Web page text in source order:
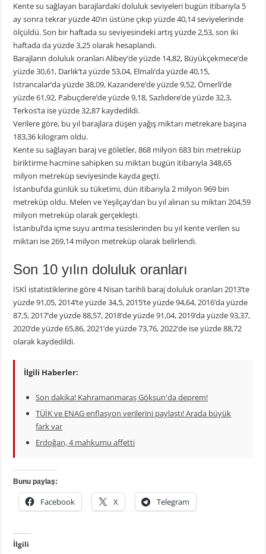
Kente su sağlayan barajlardaki doluluk seviyeleri bugün itibarıyla 5
ay sonra tekrar yüzde 40’ın üstüne çıkıp yüzde 40,14 seviyelerinde
ölçüldü. Son bir haftada su seviyesindeki artış yüzde 2,53, son iki
haftada da yüzde 3,25 olarak hesaplandı.
Barajların doluluk oranları Alibey’de yüzde 14,82, Büyükçekmece’de
yüzde 30,61, Darlık’ta yüzde 53,04, Elmalı’da yüzde 40,15,
Istrancalar’da yüzde 38,09, Kazandere’de yüzde 9,52, Ömerli’de
yüzde 61,92, Pabuçdere’de yüzde 9,18, Sazlıdere’de yüzde 32,3,
Terkos’ta ise yüzde 32,87 kaydedildi.
Verilere göre, bu yıl barajlara düşen yağış miktarı metrekare başına
183,36 kilogram oldu.
Kente su sağlayan baraj ve göletler, 868 milyon 683 bin metreküp
biriktirme hacmine sahipken su miktarı bugün itibarıyla 348,65
milyon metreküp seviyesinde kayda geçti.
İstanbul’da günlük su tüketimi, dün itibarıyla 2 milyon 969 bin
metreküp oldu. Melen ve Yeşilçay’dan bu yıl alınan su miktarı 204,59
milyon metreküp olarak gerçekleşti.
İstanbul’da içme suyu arıtma tesislerinden bu yıl kente verilen su
miktarı ise 269,14 milyon metreküp olarak belirlendi.
Son 10 yılın doluluk oranları
İSKİ istatistiklerine göre 4 Nisan tarihli baraj doluluk oranları 2013’te
yüzde 91,05, 2014’te yüzde 34,5, 2015’te yüzde 94,64, 2016’da yüzde
87,5, 2017’de yüzde 88,57, 2018’de yüzde 91,04, 2019’da yüzde 93,37,
2020’de yüzde 65,86, 2021’de yüzde 73,76, 2022’de ise yüzde 88,72
olarak kaydedildi.
İlgili Haberler:
Son dakika! Kahramanmaraş Göksun'da deprem!
TÜİK ve ENAG enflasyon verilerini paylaştı! Arada büyük
fark var
Erdoğan, 4 mahkumu affetti
Bunu paylaş:
Facebook X Telegram
İlgili